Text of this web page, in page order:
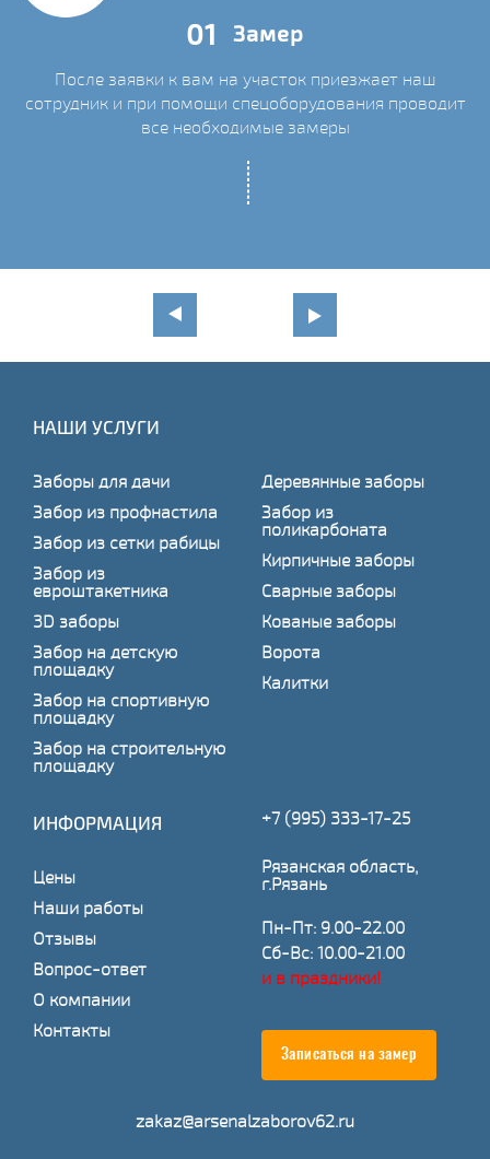
01 Замер
После заявки к вам на участок приезжает наш
сотрудник и при помощи спецоборудования проводит
все необходимые замеры
НАШИ УСЛУГИ
Заборы для дачи
Забор из профнастила
Забор из сетки рабицы
Забор из
евроштакетника
3D заборы
Забор на детскую
площадку
Забор на спортивную
площадку
Забор на строительную
площадку
Деревянные заборы
Забор из
поликарбоната
Кирпичные заборы
Сварные заборы
Кованые заборы
Ворота
Калитки
ИНФОРМАЦИЯ
Цены
Наши работы
Отзывы
Вопрос-ответ
О компании
Контакты
+7 (995) 333-17-25
Рязанская область,
г.Рязань
Пн-Пт: 9.00-22.00
Сб-Вс: 10.00-21.00
и в праздники!
Записаться на замер
zakaz@arsenalzaborov62.ru